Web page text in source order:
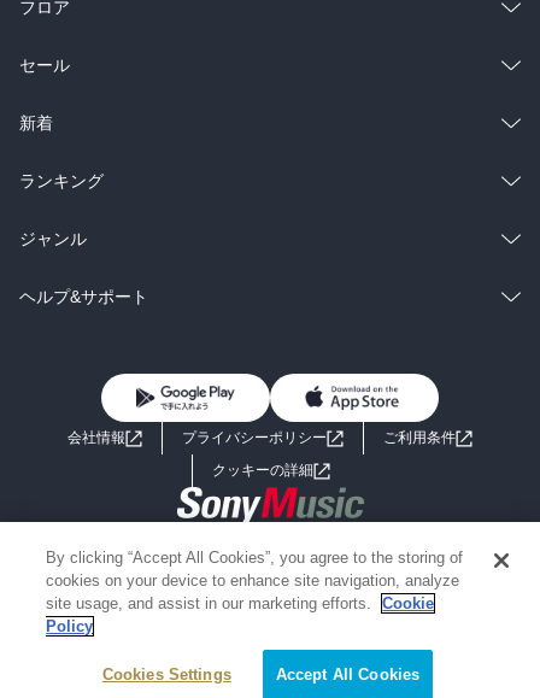
フロア
総合
ラノベ
雑誌・グラビア
BL・TL
セール
総合
ラノベ
雑誌・グラビア
BL・TL
新着
総合
ラノベ
雑誌・グラビア
ランキング
総合
ラノベ
ジャンル
コミック
ライトノベル 男子向けラノベ
小説
海外小説
ミステリー SF
歴史・時代小説
グラビア写真集
ヘルプ&サポート
よくあるご質問 お問い合わせ
会社情報 プライバシーポリシー
ご利用条件
クッキーの詳細
Copyright 2017 - 2026 Sony Music Entertainment(Japan) Inc.
Information on the site is for the Japan domestic market only
powered by
By clicking “Accept All Cookies”, you agree to the storing of
cookies on your device to enhance site navigation, analyze
site usage, and assist in our marketing efforts.
Cookie
Policy
Cookies Settings Accept All Cookies